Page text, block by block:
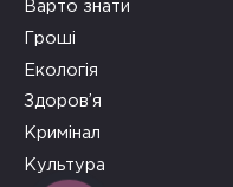
Варто знати
Гроші
Екологія
Здоров’я
Кримінал
Культура